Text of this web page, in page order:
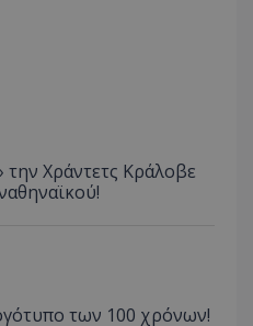
Χράντετς Κράλοβε
των 100 χρόνων!